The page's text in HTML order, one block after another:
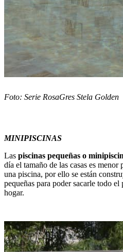
Foto: Serie RosaGres Stela Golden
MINIPISCINAS
Las piscinas pequeñas o
día el tamaño de las casas es
una piscina, por ello se están
pequeñas para poder sacarle todo
hogar.